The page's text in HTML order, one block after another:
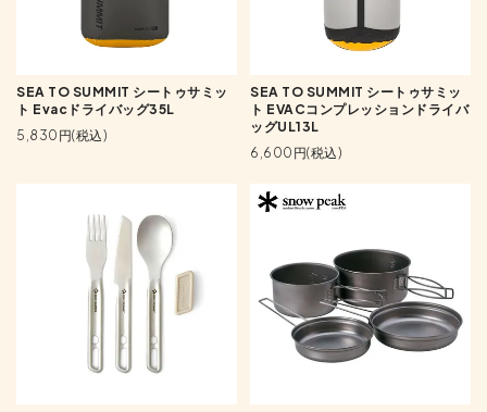
SEA TO SUMMIT シートゥサミッ
ト Evacドライバッグ35L
5,830円(税込)
SEA TO SUMMIT シートゥサミッ
ト EVACコンプレッションドライバ
ッグUL13L
6,600円(税込)